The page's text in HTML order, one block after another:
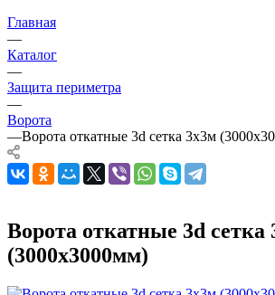
Главная
—
Каталог
—
Защита периметра
—
Ворота
—Ворота откатные 3d сетка 3х3м
Ворота откатные 3d сетка
(3000х3000мм)